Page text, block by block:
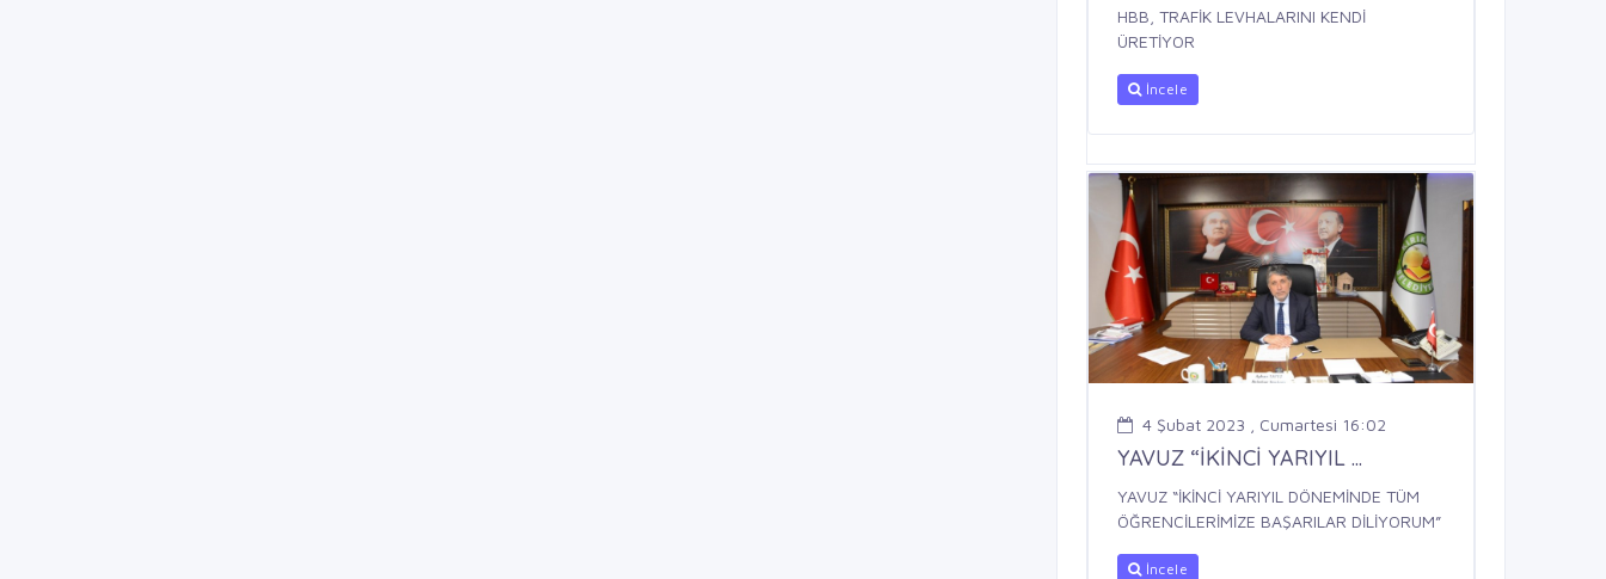
HBB, TRAFİK LEVHALARINI KENDİ
ÜRETİYOR
İncele
4 Şubat 2023 , Cumartesi 16:02
YAVUZ “İKİNCİ YARIYIL ...
YAVUZ “İKİNCİ YARIYIL DÖNEMİNDE TÜM
ÖĞRENCİLERİMİZE BAŞARILAR DİLİYORUM”
İncele